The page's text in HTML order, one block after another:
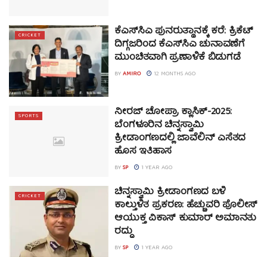
CRICKET ಕೆಎಸ್‌ಸಿಎ ಪುನರುತ್ಥಾನಕ್ಕೆ ಕರೆ: ಕ್ರಿಕೆಟ್
ದಿಗ್ಗಜರಿಂದ ಕೆಎಸ್‌ಸಿಎ ಚುನಾವಣೆಗೆ
ಮುಂಚಿತವಾಗಿ ಪ್ರಣಾಳಿಕೆ ಬಿಡುಗಡೆ
BYAMIRO 12 MONTHS AGO
SPORTS ನೀರಜ್ ಚೋಪ್ರಾ ಕ್ಲಾಸಿಕ್-2025:
ಬೆಂಗಳೂರಿನ ಚಿನ್ನಸ್ವಾಮಿ
ಕ್ರೀಡಾಂಗಣದಲ್ಲಿ ಜಾವೆಲಿನ್ ಎಸೆತದ
ಹೊಸ ಇತಿಹಾಸ
BYSP 1 YEAR AGO
CRICKET ಚಿನ್ನಸ್ವಾಮಿ ಕ್ರೀಡಾಂಗಣದ ಬಳಿ
ಕಾಲ್ತುಳಿತ ಪ್ರಕರಣ: ಹೆಚ್ಚುವರಿ ಪೊಲೀಸ್
ಆಯುಕ್ತ ವಿಕಾಸ್ ಕುಮಾರ್ ಅಮಾನತು
ರದ್ದು
BYSP 1 YEAR AGO